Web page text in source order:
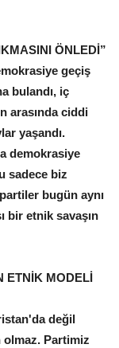
ÖNLEDİ”
geçiş
bulandı, iç
arasında ciddi
yaşandı.
demokrasiye
sadece biz
bugün aynı
bir etnik savaşın
ETNİK MODELİ
değil
Partimiz